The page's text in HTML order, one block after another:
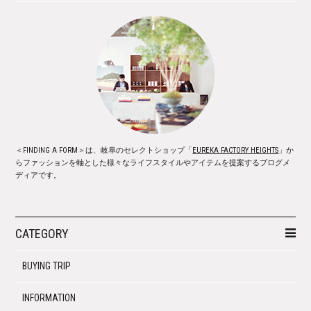
＜FINDING A FORM＞は、岐阜のセレクトショップ「 EUREKA FACTORY HEIGHTS 」か
らファッションを軸とした様々なライフスタイルやアイテムを提案するブログメ
ディアです。
CATEGORY
BUYING TRIP
INFORMATION